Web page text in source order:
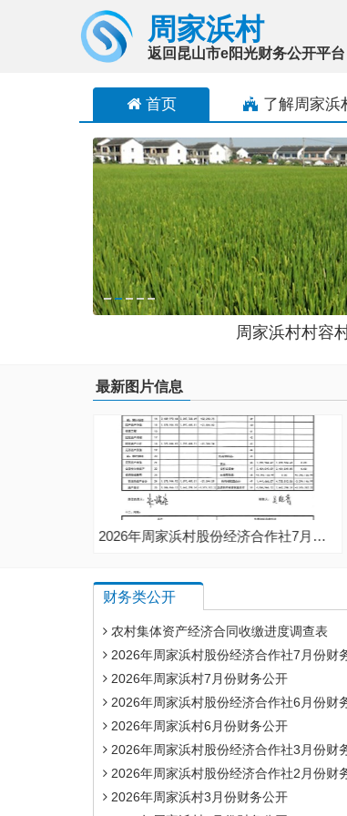
周家浜村
返回昆山市e阳光财务公开平台
首页 了解周家浜
周家浜村村容
最新图片信息
2026年周家浜村7月份财务公开
财务类公开
农村集体资产经济合同收缴进度调查表
2026年周家浜村股份经济合作社7月份财
2026年周家浜村7月份财务公开
2026年周家浜村股份经济合作社6月份财
2026年周家浜村6月份财务公开
2026年周家浜村股份经济合作社3月份财
2026年周家浜村股份经济合作社2月份财
2026年周家浜村3月份财务公开